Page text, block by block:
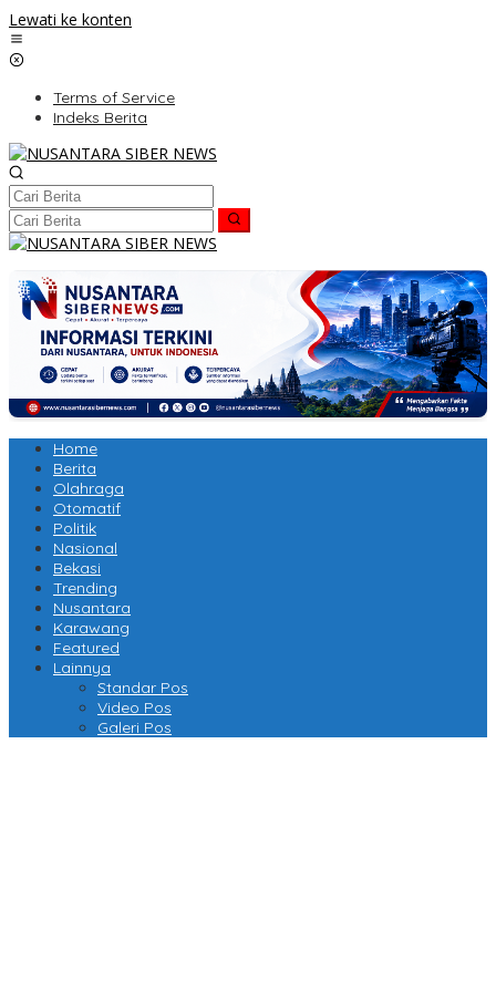
Lewati ke konten
Terms of Service
Indeks Berita
Home
Berita
Olahraga
Otomatif
Politik
Nasional
Bekasi
Trending
Nusantara
Karawang
Featured
Lainnya
Standar Pos
Video Pos
Galeri Pos